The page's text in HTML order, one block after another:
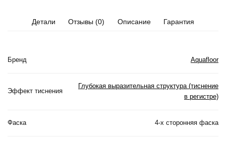
Детали Отзывы (0) Описание Гарантия
Бренд Aquafloor
Эффект тиснения
Глубокая выразительная структура (тиснение
в регистре)
Фаска 4-х сторонняя фаска